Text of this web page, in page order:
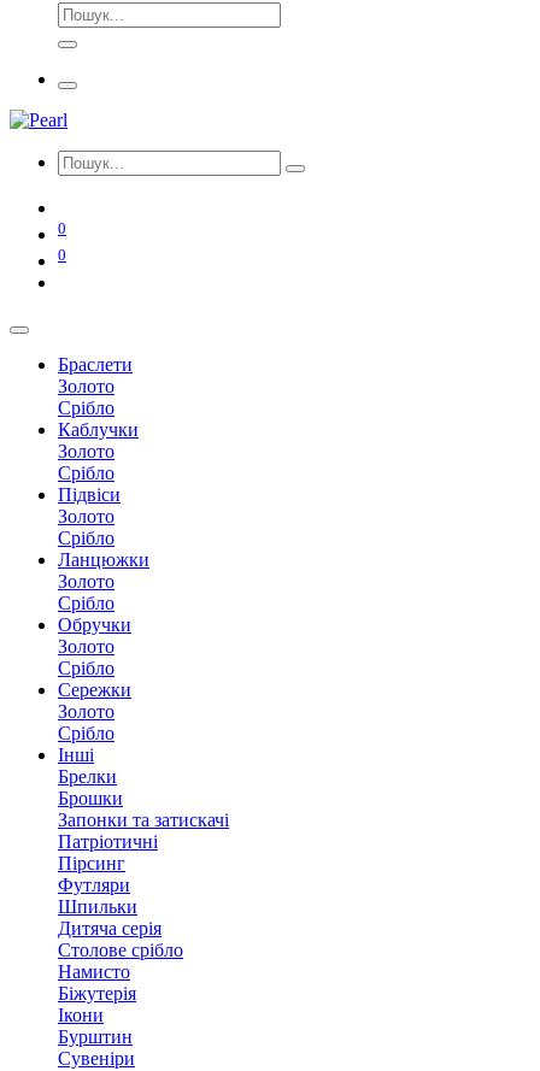
0
0
Браслети
Золото
Срібло
Каблучки
Золото
Срібло
Підвіси
Золото
Срібло
Ланцюжки
Золото
Срібло
Обручки
Золото
Срібло
Сережки
Золото
Срібло
Інші
Брелки
Брошки
Запонки та затискачі
Патріотичні
Пірсинг
Футляри
Шпильки
Дитяча серія
Столове срібло
Намисто
Біжутерія
Ікони
Бурштин
Сувеніри